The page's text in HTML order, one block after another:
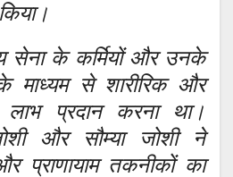
सेना के कर्मियों और उनके
के माध्यम से शारीरिक और
लाभ प्रदान करना था।
और सौम्या जोशी ने
प्राणायाम तकनीकों का